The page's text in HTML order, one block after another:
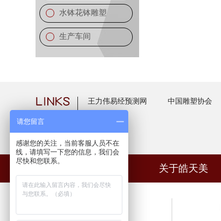
水钵花钵雕塑
生产车间
王力伟易经预测网 中国雕塑协会
关于皓天美
请您留言
感谢您的关注，当前客服人员不在
线，请填写一下您的信息，我们会
尽快和您联系。